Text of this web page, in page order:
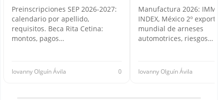
Preinscripciones SEP 2026-2027:
calendario por apellido,
requisitos. Beca Rita Cetina:
montos, pagos…
Iovanny Olguín Ávila 0
Manufactura 2026:
INDEX, México 2º
mundial de arneses
automotrices, riesgos…
Iovanny Olguín Ávila